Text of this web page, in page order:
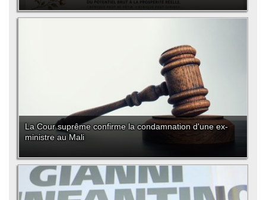
La Cour suprême confirme la condamnation d'une ex-
ministre au Mali